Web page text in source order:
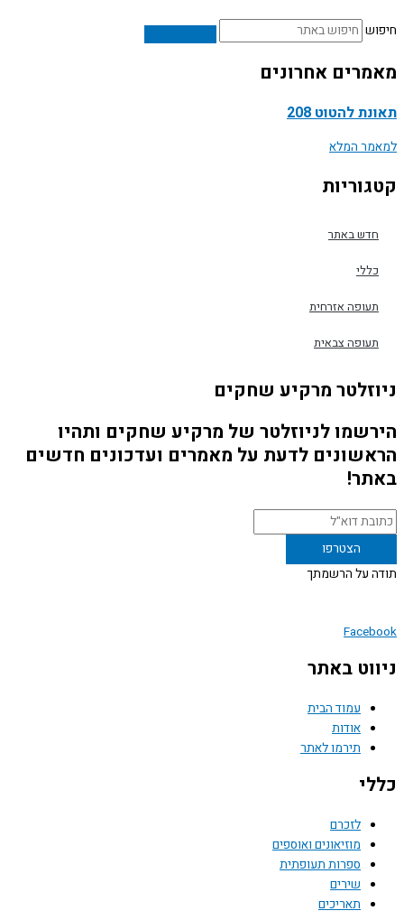
אחרונים
להטוט 208
המלא
באתר
אזרחית
צבאית
מרקיע שחקים
לניוזלטר של מרקיע שחקים ותהיו
לדעת על מאמרים ועדכונים חדשים
על הרשמתך
באתר
עמוד הבית
אודות
תירמו לאתר
לזכרם
מוזיאונים ואוספים
ספרות תעופתית
שירים
תאריכים